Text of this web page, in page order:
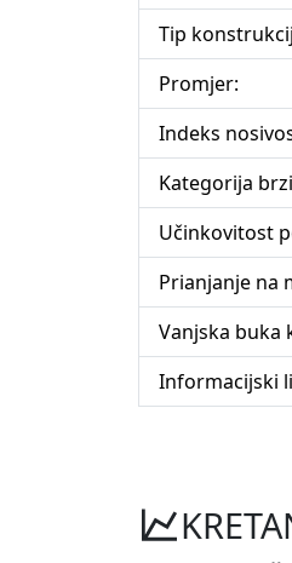
Tip
Promjer:
Indeks
Kategorija
Učinkovitost
Prianjanje na
Vanjska buka
Informacijski